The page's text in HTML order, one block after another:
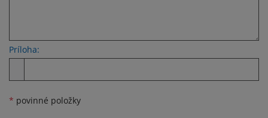
Príloha:
* povinné položky